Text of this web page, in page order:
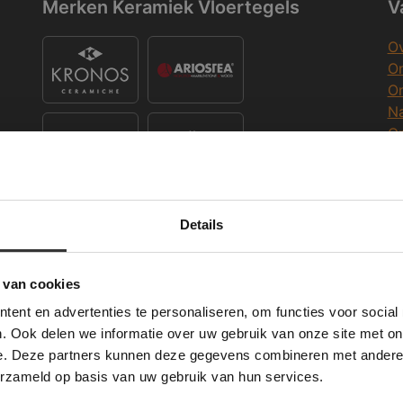
Details
cookies
en advertenties te personaliseren, om functies voor social
Ook delen we informatie over uw gebruik van onze site met
Deze partners kunnen deze gegevens combineren met
op basis van uw gebruik van hun services.
Merken Keramiek Vloertegels
Merken Keramiek Terrastegels
Merken Glasmozaïek
Deze website maakt gebruik van cookies.
gebruikt cookies om de gebruikerservaring te verbeteren. Door gebruik te
geeft u toestemming voor alle cookies in overeenstemming met ons
verder
ALLES ACCEPTEREN ALLES AFWIJZEN